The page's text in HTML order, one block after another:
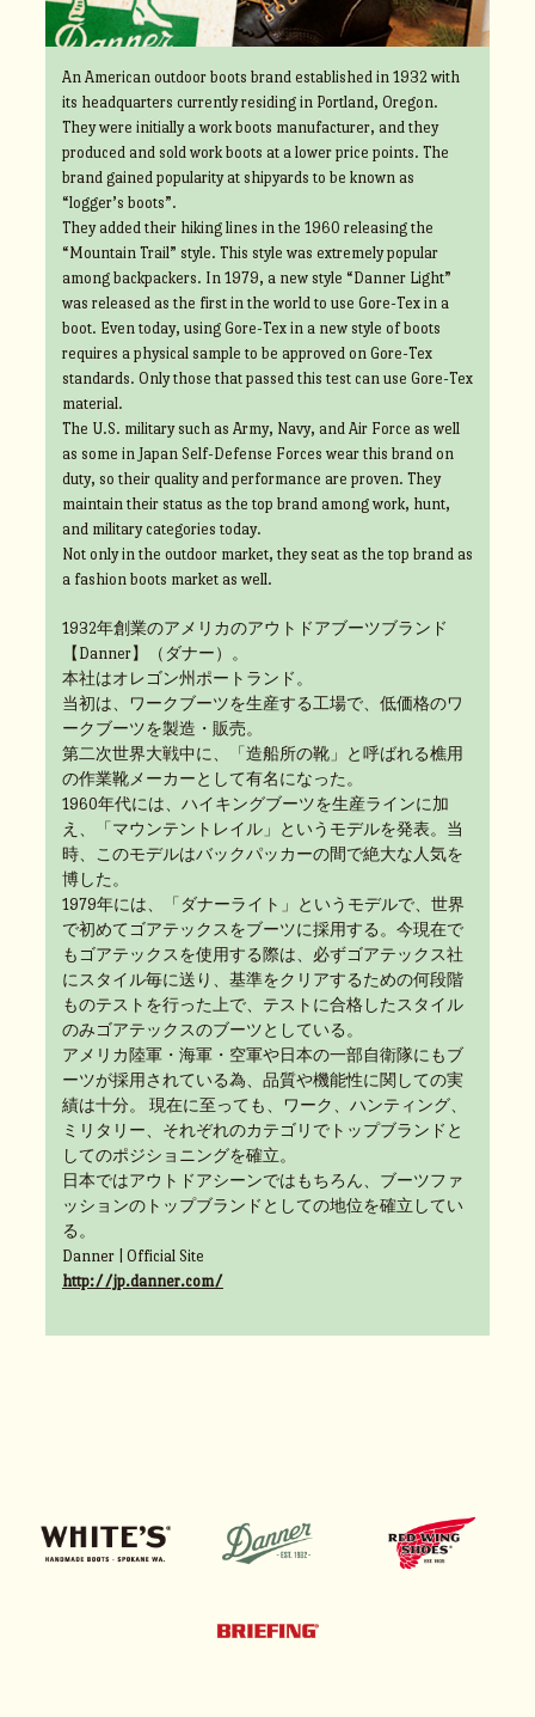
An American outdoor boots brand established in 1932 with
its headquarters currently residing in Portland, Oregon.
They were initially a work boots manufacturer, and they
produced and sold work boots at a lower price points. The
brand gained popularity at shipyards to be known as
“logger’s boots”.
They added their hiking lines in the 1960 releasing the
“Mountain Trail” style. This style was extremely popular
among backpackers. In 1979, a new style “Danner Light”
was released as the first in the world to use Gore-Tex in a
boot. Even today, using Gore-Tex in a new style of boots
requires a physical sample to be approved on Gore-Tex
standards. Only those that passed this test can use Gore-Tex
material.
The U.S. military such as Army, Navy, and Air Force as well
as some in Japan Self-Defense Forces wear this brand on
duty, so their quality and performance are proven. They
maintain their status as the top brand among work, hunt,
and military categories today.
Not only in the outdoor market, they seat as the top brand as
a fashion boots market as well.
1932年創業のアメリカのアウトドアブーツブランド
【Danner】（ダナー）。
本社はオレゴン州ポートランド。
当初は、ワークブーツを生産する工場で、低価格のワ
ークブーツを製造・販売。
第二次世界大戦中に、「造船所の靴」と呼ばれる樵用
の作業靴メーカーとして有名になった。
1960年代には、ハイキングブーツを生産ラインに加
え、「マウンテントレイル」というモデルを発表。当
時、このモデルはバックパッカーの間で絶大な人気を
博した。
1979年には、「ダナーライト」というモデルで、世界
で初めてゴアテックスをブーツに採用する。今現在で
もゴアテックスを使用する際は、必ずゴアテックス社
にスタイル毎に送り、基準をクリアするための何段階
ものテストを行った上で、テストに合格したスタイル
のみゴアテックスのブーツとしている。
アメリカ陸軍・海軍・空軍や日本の一部自衛隊にもブ
ーツが採用されている為、品質や機能性に関しての実
績は十分。 現在に至っても、ワーク、ハンティング、
ミリタリー、それぞれのカテゴリでトップブランドと
してのポジショニングを確立。
日本ではアウトドアシーンではもちろん、ブーツファ
ッションのトップブランドとしての地位を確立してい
る。
Danner | Official Site
http://jp.danner.com/